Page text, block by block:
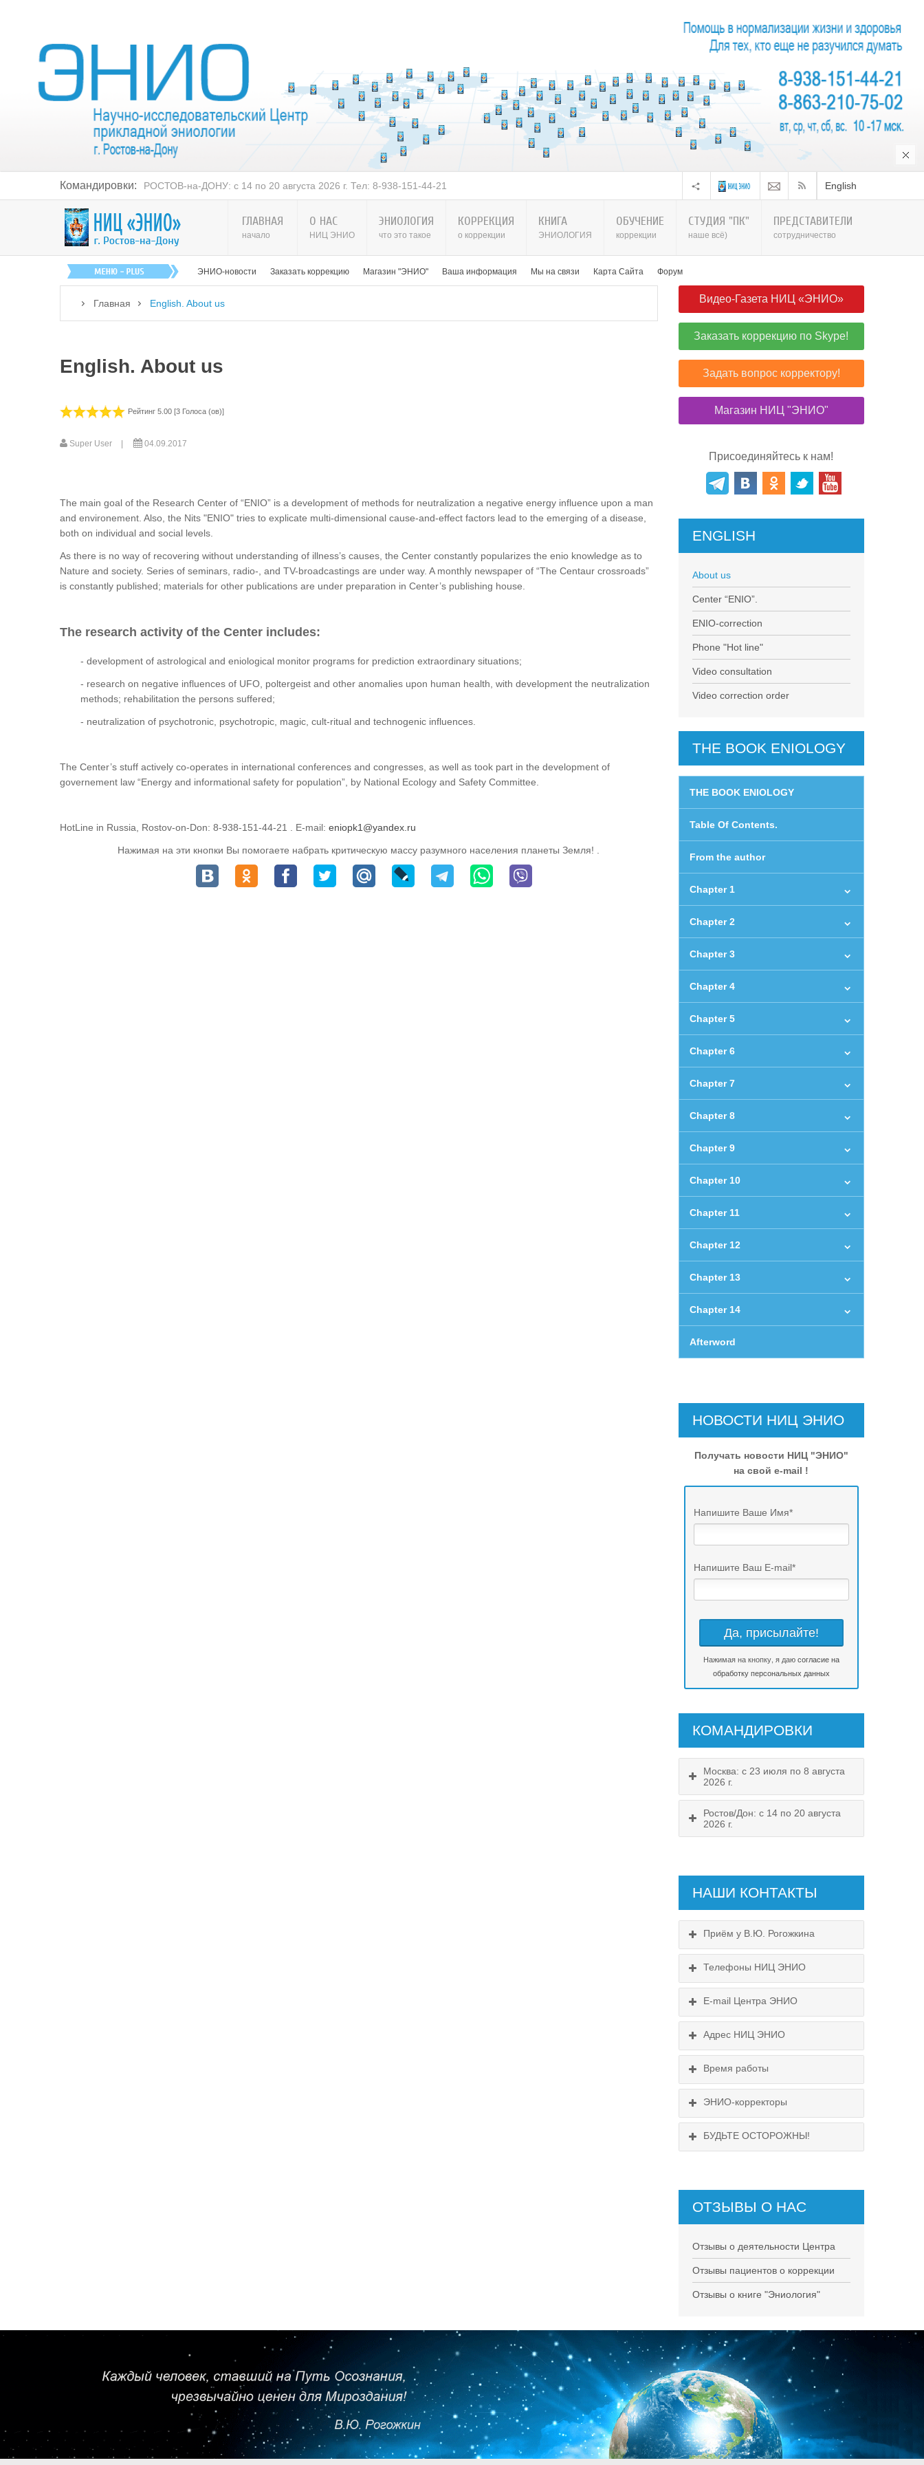
Командировки: РОСТОВ-на-ДОНУ: с 14 по 20 августа 2026 г. Тел: 8-938-151-44-21 English
ГЛАВНАЯ
начало
О НАС
НИЦ ЭНИО
ЭНИОЛОГИЯ
что это такое
КОРРЕКЦИЯ
о коррекции
КНИГА
ЭНИОЛОГИЯ
ОБУЧЕНИЕ
коррекции
СТУДИЯ "ПК"
наше всё)
ПРЕДСТАВИТЕЛИ
сотрудничество
ЭНИО-новости Заказать коррекцию Магазин "ЭНИО" Ваша информация Мы на связи Карта Сайта Форум
Главная English. About us
English. About us
Рейтинг 5.00 [3 Голоса (ов)]
Super User 04.09.2017
The main goal of the Research Center of “ENIO” is a development of methods for neutralization a negative energy influence upon a man
and environement. Also, the Nits "ENIO" tries to explicate multi-dimensional cause-and-effect factors lead to the emerging of a disease,
both on individual and social levels.
As there is no way of recovering without understanding of illness’s causes, the Center constantly popularizes the enio knowledge as to
Nature and society. Series of seminars, radio-, and TV-broadcastings are under way. A monthly newspaper of “The Centaur crossroads”
is constantly published; materials for other publications are under preparation in Center’s publishing house.
The research activity of the Center includes:
- development of astrological and eniological monitor programs for prediction extraordinary situations;
- research on negative influences of UFO, poltergeist and other anomalies upon human health, with development the neutralization
methods; rehabilitation the persons suffered;
- neutralization of psychotronic, psychotropic, magic, cult-ritual and technogenic influences.
The Center’s stuff actively co-operates in international conferences and congresses, as well as took part in the development of
governement law “Energy and informational safety for population”, by National Ecology and Safety Committee.
HotLine in Russia, Rostov-on-Don: 8-938-151-44-21 . E-mail:
Нажимая на эти кнопки Вы помогаете набрать критическую массу разумного населения планеты Земля! .
Видео-Газета НИЦ «ЭНИО»
Заказать коррекцию по Skype!
Задать вопрос корректору!
Магазин НИЦ "ЭНИО"
Присоединяйтесь к нам!
ENGLISH
About us
Center “ENIO”.
ENIO-correction
Phone "Hot line"
Video consultation
Video correction order
THE BOOK ENIOLOGY
THE BOOK ENIOLOGY
Table Of Contents.
From the author
Chapter 1
Chapter 2
Chapter 3
Chapter 4
Chapter 5
Chapter 6
Chapter 7
Chapter 8
Chapter 9
Chapter 10
Chapter 11
Chapter 12
Chapter 13
Chapter 14
Afterword
НОВОСТИ НИЦ ЭНИО
Получать новости НИЦ "ЭНИО"
на свой e-mail !
Напишите Ваше Имя*
Напишите Ваш E-mail*
Нажимая на кнопку, я даюсогласие на
обработку персональных данных
КОМАНДИРОВКИ
Москва: с 23 июля по 8 августа
2026 г.
Схема проезда
Выходные:
понедельник, пятница
Ростов/Дон: с 14 по 20 августа
2026 г.
Схема проезда
Выходные:
НАШИ КОНТАКТЫ
Приём у В.Ю. Рогожкина
Подробнее...
Телефоны НИЦ ЭНИО
E-mail Центра ЭНИО
Адрес НИЦ ЭНИО
Время работы
ЭНИО-корректоры
БУДЬТЕ ОСТОРОЖНЫ!
ОТЗЫВЫ О НАС
Отзывы о деятельности Центра
Отзывы пациентов о коррекции
Отзывы о книге "Эниология"